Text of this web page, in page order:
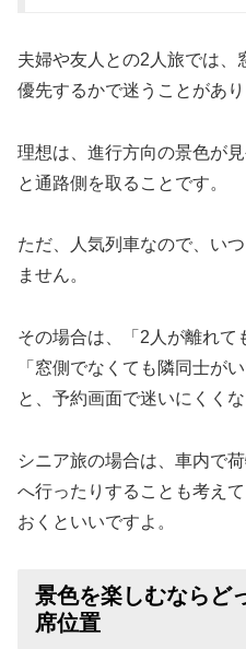
夫婦や友人との2人旅では、
優先するかで迷うことがあり
理想は、進行方向の景色が
と通路側を取ることです。
ただ、人気列車なので、い
ません。
その場合は、「2人が離れて
「窓側でなくても隣同士が
と、予約画面で迷いにくくな
シニア旅の場合は、車内で
へ行ったりすることも考え
おくといいですよ。
景色を楽しむならど
席位置